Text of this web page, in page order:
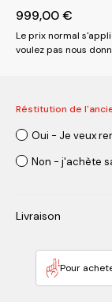
999,00€
Le prix normal
voulez pas nous
Réstitution de
Oui - Je veux
Non - j'achète
Livraison
Pour